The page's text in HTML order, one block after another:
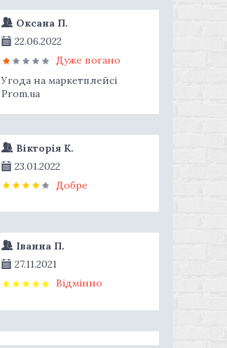
Оксана П.
22.06.2022
Дуже погано
Угода на маркетплейсі
Prom.ua
Вікторія К.
23.01.2022
Добре
Іванна П.
27.11.2021
Відмінно